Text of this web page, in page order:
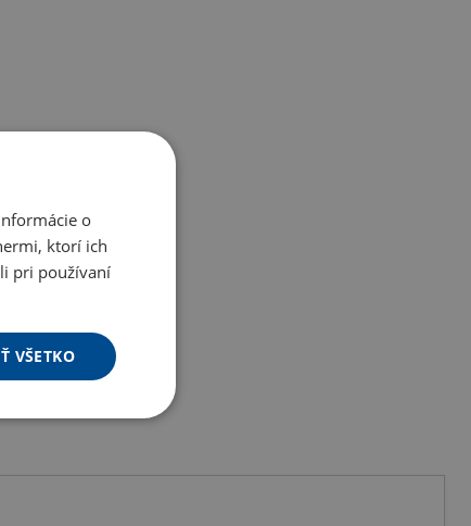
o
ktorí ich
pri používaní
VŠETKO